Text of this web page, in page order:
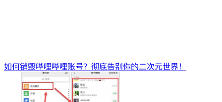
如何销毁哔哩哔哩账号？彻底告别你的二次元世界！